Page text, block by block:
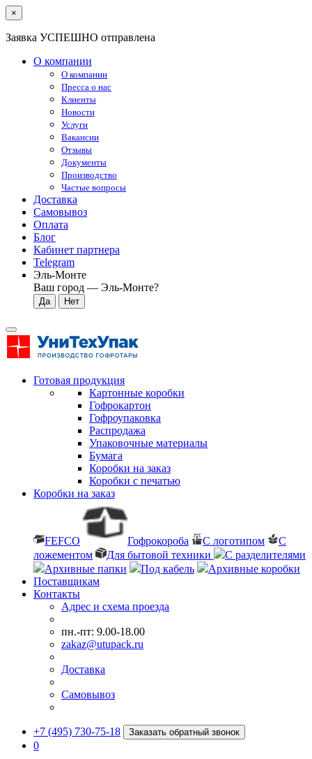
×
Заявка УСПЕШНО отправлена
О компании
О компании
Пресса о нас
Клиенты
Новости
Услуги
Вакансии
Отзывы
Документы
Производство
Частые вопросы
Доставка
Самовывоз
Оплата
Блог
Кабинет партнера
Telegram
Эль-Монте
Ваш город — Эль-Монте?
Готовая продукция
Картонные коробки
Гофрокартон
Гофроупаковка
Распродажа
Упаковочные материалы
Бумага
Коробки на заказ
Коробки с печатью
Коробки на заказ
FEFCO Гофрокороба С логотипом
С
ложементом
Для бытовой техники
С разделителями
Архивные папки
Под кабель
Архивные коробки
Поставщикам
Контакты
Адрес и схема проезда
пн.-пт: 9.00-18.00
zakaz@utupack.ru
Доставка
Самовывоз
+7 (495) 730-75-18 Заказать обратный звонок
0